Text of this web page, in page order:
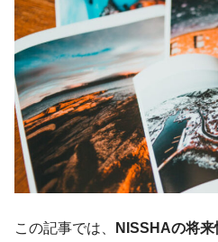
この記事では、 NISSHAの将